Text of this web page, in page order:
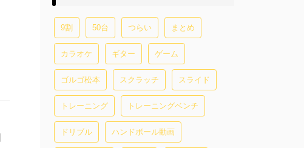
9割 50台 つらい まとめ
カラオケ ギター ゲーム
ゴルゴ松本 スクラッチ スライド
トレーニング トレーニングベンチ
ドリブル ハンドボール動画